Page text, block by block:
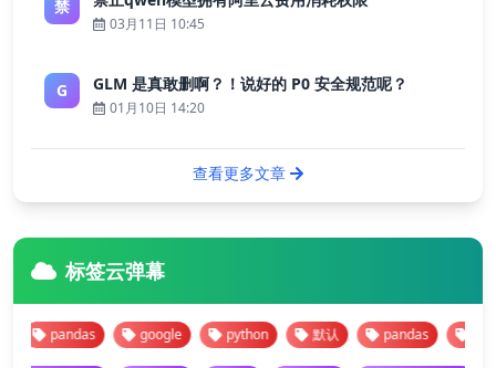
禁
03月11日 10:45
G GLM 是真敢删啊？！说好的 P0 安全规范呢？
01月10日 14:20
查看更多文章
标签云弹幕
pandas google python 默认 pandas google